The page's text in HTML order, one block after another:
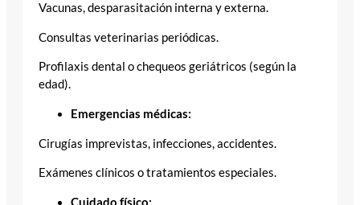
Vacunas, desparasitación interna y externa.
Consultas veterinarias periódicas.
Profilaxis dental o chequeos geriátricos (según la
edad).
Emergencias médicas:
Cirugías imprevistas, infecciones, accidentes.
Exámenes clínicos o tratamientos especiales.
Cuidado físico: